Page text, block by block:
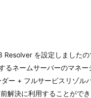
を設定しましたの
るネームサーバーのマネ
ー + フルサービスリゾル
解決に利用することができ